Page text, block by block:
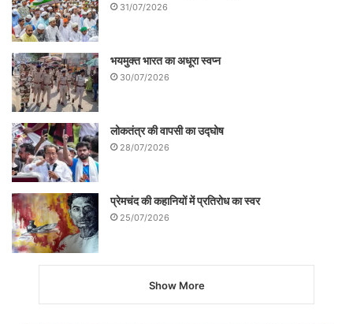
31/07/2026
भयमुक्त भारत का अधूरा स्वप्न
30/07/2026
लोकतंत्र की वापसी का उद्घोष
28/07/2026
प्रेमचंद की कहानियों में प्रतिरोध का स्वर
25/07/2026
Show More